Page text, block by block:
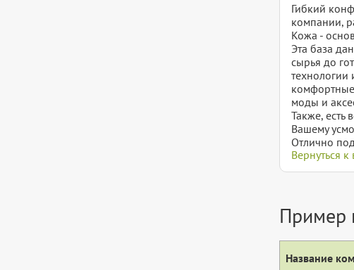
Гибкий
компании,
Кожа -
Эта база
сырья до
технологии
комфортные
моды и
Также, есть
Вашему
Отлично
Вернуться
Пример
Название